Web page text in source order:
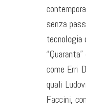
senza
tecnologia
come Erri
quali
Faccini,